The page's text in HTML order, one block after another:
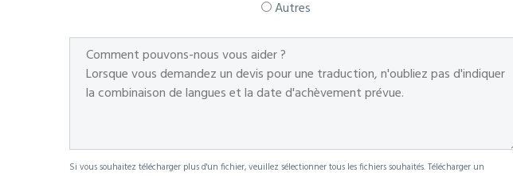
Autres
Si vous souhaitez télécharger plus d'un fichier, veuillez sélectionner tous les fichiers souhaités. Télécharger un